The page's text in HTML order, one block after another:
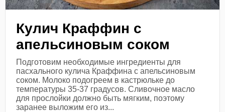
Кулич Краффин с
апельсиновым соком
Подготовим необходимые ингредиенты для
пасхального кулича Краффина с апельсиновым
соком. Молоко подогреем в кастрюльке до
температуры 35-37 градусов. Сливочное масло
для прослойки должно быть мягким, поэтому
заранее выложим его из...